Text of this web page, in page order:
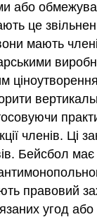
або
це
мають
членів. Ці
Бейсбол
правовий
угод або